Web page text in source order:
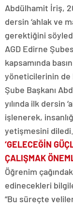
Abdülhamit İriş,
dersin ‘ahlak ve
gerektiğini
AGD Edirne
kapsamında
yöneticilerinin de
Şube Başkanı
yılında ilk dersin
işlenerek,
yetişmesini diledi.
‘GELECEĞİN
ÇALIŞMAK
Öğrenim
edinecekleri
“Bu süreçte